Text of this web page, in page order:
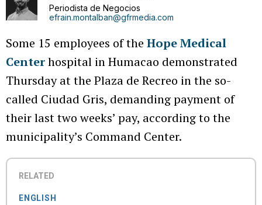
Periodista de Negocios
efrain.montalban@gfrmedia.com
Some 15 employees of the Hope Medical
Centerhospital in Humacao demonstrated
Thursday at the Plaza de Recreo in the so-
called Ciudad Gris, demanding payment of
their last two weeks’ pay, according to the
municipality’s Command Center.
RELATED
ENGLISH